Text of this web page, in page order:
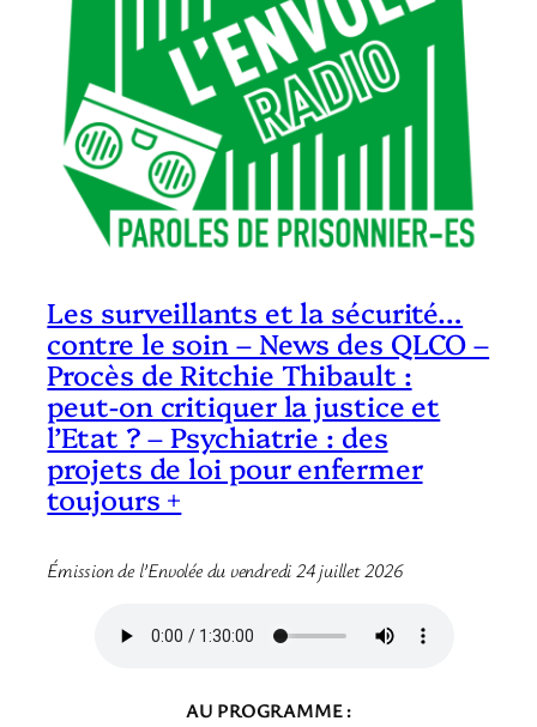
Les surveillants et la sécurité…
contre le soin – News des QLCO –
Procès de Ritchie Thibault :
peut-on critiquer la justice et
l’Etat ? – Psychiatrie : des
projets de loi pour enfermer
toujours +
Émission de l’Envolée du vendredi 24 juillet 2026
AU PROGRAMME :